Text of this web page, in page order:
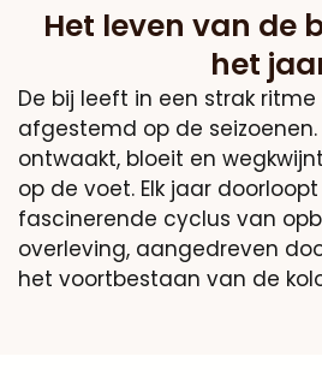
Het leven van de
het
De bij leeft in een strak
afgestemd op de
ontwaakt, bloeit en
op de voet. Elk jaar
fascinerende cyclus van
overleving, aangedreven
het voortbestaan van de